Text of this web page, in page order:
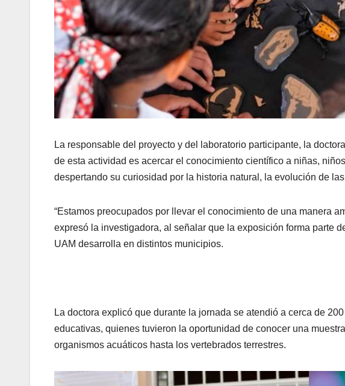
La responsable del proyecto y del laboratorio participante, la
de esta actividad es acercar el conocimiento científico a niñas,
despertando su curiosidad por la historia natural, la evolución de
“Estamos preocupados por llevar el conocimiento de una manera
expresó la investigadora, al señalar que la exposición forma parte
UAM desarrolla en distintos municipios.
La doctora explicó que durante la jornada se atendió a cerca de
educativas, quienes tuvieron la oportunidad de conocer una
organismos acuáticos hasta los vertebrados terrestres.